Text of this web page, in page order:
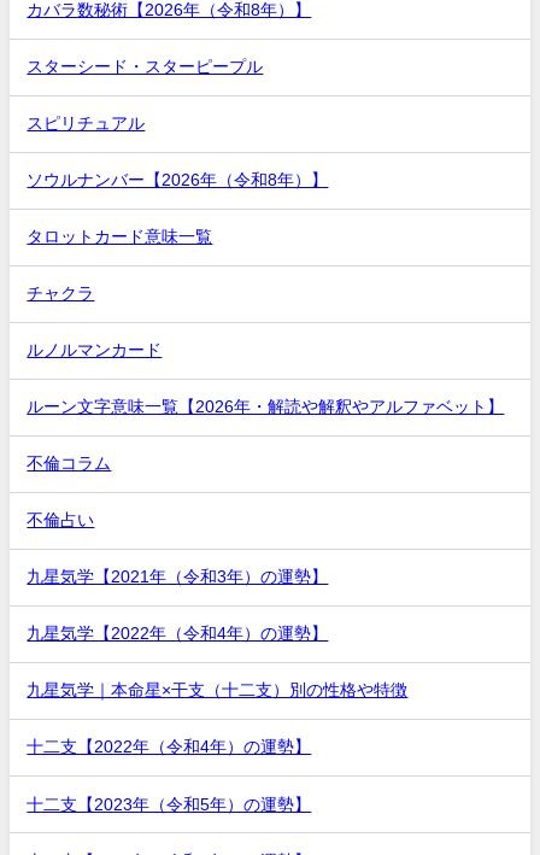
カバラ数秘術【2026年（令和8年）】
スターシード・スターピープル
スピリチュアル
ソウルナンバー【2026年（令和8年）】
タロットカード意味一覧
チャクラ
ルノルマンカード
ルーン文字意味一覧【2026年・解読や解釈やアルファベット】
不倫コラム
不倫占い
九星気学【2021年（令和3年）の運勢】
九星気学【2022年（令和4年）の運勢】
九星気学｜本命星×干支（十二支）別の性格や特徴
十二支【2022年（令和4年）の運勢】
十二支【2023年（令和5年）の運勢】